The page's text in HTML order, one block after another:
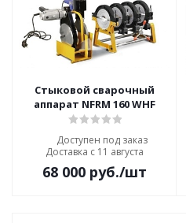
Стыковой сварочный
аппарат NFRM 160 WHF
Доступен под заказ
Доставка с 11 августа
68 000руб./шт